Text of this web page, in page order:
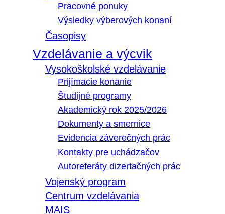
Pracovné ponuky
Výsledky výberových konaní
Časopisy
Vzdelávanie a výcvik
Vysokoškolské vzdelávanie
Prijímacie konanie
Študijné programy
Akademický rok 2025/2026
Dokumenty a smernice
Evidencia záverečných prác
Kontakty pre uchádzačov
Autoreferáty dizertačných prác
Vojenský program
Centrum vzdelávania
MAIS